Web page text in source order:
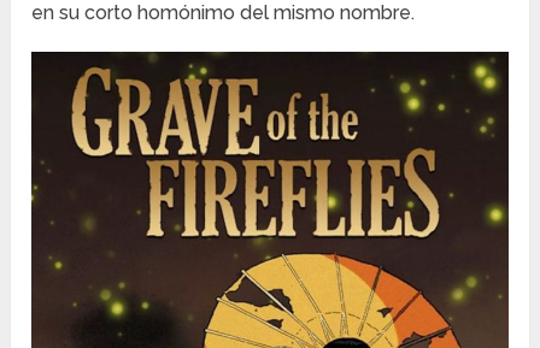
en su corto homónimo del mismo nombre.